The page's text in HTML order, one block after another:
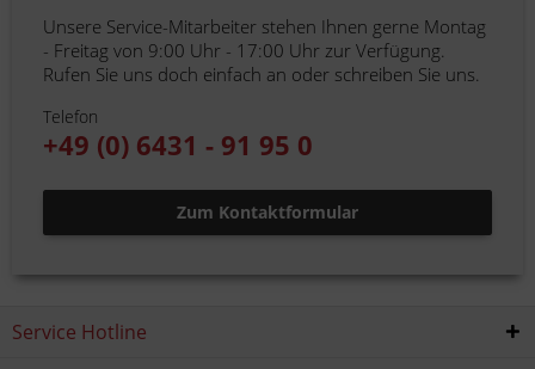
Unsere Service-Mitarbeiter stehen Ihnen gerne Montag
- Freitag von 9:00 Uhr - 17:00 Uhr zur Verfügung.
Rufen Sie uns doch einfach an oder schreiben Sie uns.
Telefon
+49 (0) 6431 - 91 95 0
Zum Kontaktformular
Service Hotline